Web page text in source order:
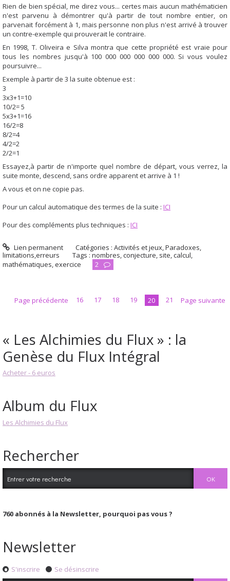
Rien de bien spécial, me direz vous... certes mais aucun mathématicien
n'est parvenu à démontrer qu'à partir de tout nombre entier, on
parvenait forcément à 1, mais personne non plus n'est arrivé à trouver
un contre-exemple qui prouverait le contraire.
En 1998, T. Oliveira e Silva montra que cette propriété est vraie pour
tous les nombres jusqu'à 100 000 000 000 000 000. Si vous voulez
poursuivre...
Exemple à partir de 3 la suite obtenue est :
3
3x3+1=10
10/2= 5
5x3+1=16
16/2=8
8/2=4
4/2=2
2/2=1
Essayez,à partir de n'importe quel nombre de départ, vous verrez, la
suite monte, descend, sans ordre apparent et arrive à 1 !
A vous et on ne copie pas.
Pour un calcul automatique des termes de la suite : ICI
Pour des compléments plus techniques : ICI
Lien permanent Catégories :Activités et jeux,Paradoxes,
limitations,erreurs
Tags : nombres,conjecture, site,calcul,
mathématiques,exercice 2
Page précédente 16 17 18 19 20 21 Page suivante
« Les Alchimies du Flux » : la
Genèse du Flux Intégral
Acheter - 6 euros
Album du Flux
Les Alchimies du Flux
Rechercher
760 abonnés à la Newsletter, pourquoi pas vous ?
Newsletter
S'inscrire Se désinscrire